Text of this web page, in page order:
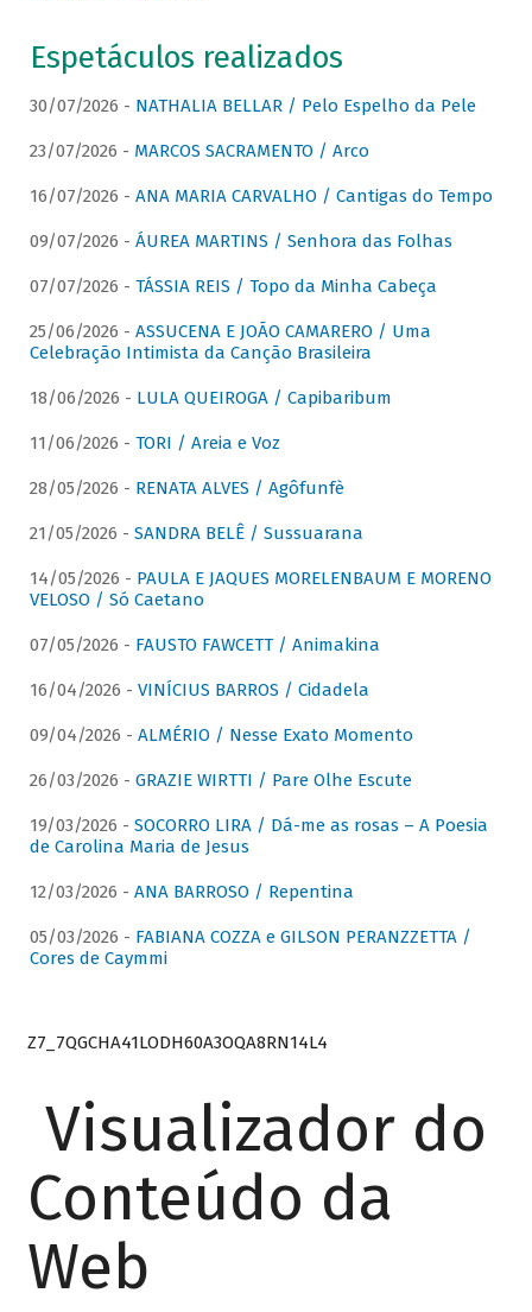
Espetáculos realizados
30/07/2026 - NATHALIA BELLAR / Pelo Espelho da Pele
23/07/2026 - MARCOS SACRAMENTO / Arco
16/07/2026 - ANA MARIA CARVALHO / Cantigas do Tempo
09/07/2026 - ÁUREA MARTINS / Senhora das Folhas
07/07/2026 - TÁSSIA REIS / Topo da Minha Cabeça
25/06/2026 - ASSUCENA E JOÃO CAMARERO / Uma
Celebração Intimista da Canção Brasileira
18/06/2026 - LULA QUEIROGA / Capibaribum
11/06/2026 - TORI / Areia e Voz
28/05/2026 - RENATA ALVES / Agôfunfè
21/05/2026 - SANDRA BELÊ / Sussuarana
14/05/2026 - PAULA E JAQUES MORELENBAUM E MORENO
VELOSO / Só Caetano
07/05/2026 - FAUSTO FAWCETT / Animakina
16/04/2026 - VINÍCIUS BARROS / Cidadela
09/04/2026 - ALMÉRIO / Nesse Exato Momento
26/03/2026 - GRAZIE WIRTTI / Pare Olhe Escute
19/03/2026 - SOCORRO LIRA / Dá-me as rosas – A Poesia
de Carolina Maria de Jesus
12/03/2026 - ANA BARROSO / Repentina
05/03/2026 - FABIANA COZZA e GILSON PERANZZETTA /
Cores de Caymmi
Z7_7QGCHA41LODH60A3OQA8RN14L4
Visualizador do
Conteúdo da
Web